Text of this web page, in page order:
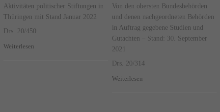
Aktivitäten politischer Stiftungen in
Thüringen mit Stand Januar 2022
Drs. 20/450
Weiterlesen
Von den obersten Bundesbehörden
und denen nachgeordneten Behörden
in Auftrag gegebene Studien und
Gutachten – Stand: 30. September
2021
Drs. 20/314
Weiterlesen